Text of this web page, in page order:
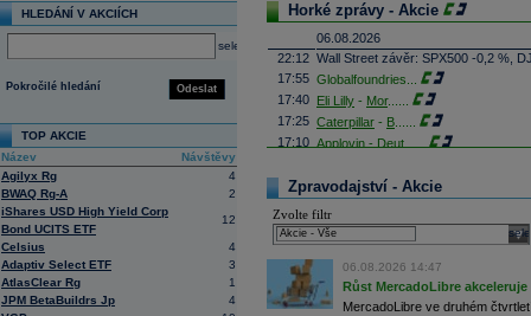
HLEDÁNÍ V AKCIÍCH
select
Odeslat
Pokročilé hledání
TOP AKCIE
Název
Návštěvy
Agilyx Rg
4
BWAQ Rg-A
2
iShares USD High Yield Corp
Bond UCITS ETF
12
Celsius
4
Adaptiv Select ETF
3
AtlasClear Rg
1
JPM BetaBuildrs Jp
4
Horké zprávy - Akcie
06.08.2026
22:12 Wall Street závěr: SPX500 -0,2 %,
17:55 Globalfoundries
17:40 Eli Lilly - Mor......
17:25 Caterpillar - B
17:10 Applovin - Deut
16:53 Výrobce příslušenství pro
propadl do ztráty 8,8 milionukorun.
Obrat společnosti se loni meziročně
16:41
AMD
16:26 Britské úřady schválily plánované
domácím konkurentem Paramount
Britská vláda dnes oznámila, že
které rozptýlily obavy ministryně
Zpravodajství - Akcie
Zvolte filtr
06.08.2026 14:47
Růst MercadoLibre
MercadoLibre ve druhém